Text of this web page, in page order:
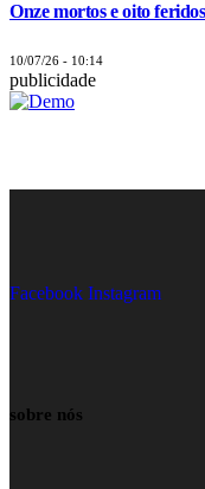
Onze mortos e oito
10/07/26 - 10:14
publicidade
Facebook Instagram
sobre nós